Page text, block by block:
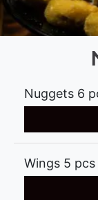
Nuggets 6
Wings 5 pcs